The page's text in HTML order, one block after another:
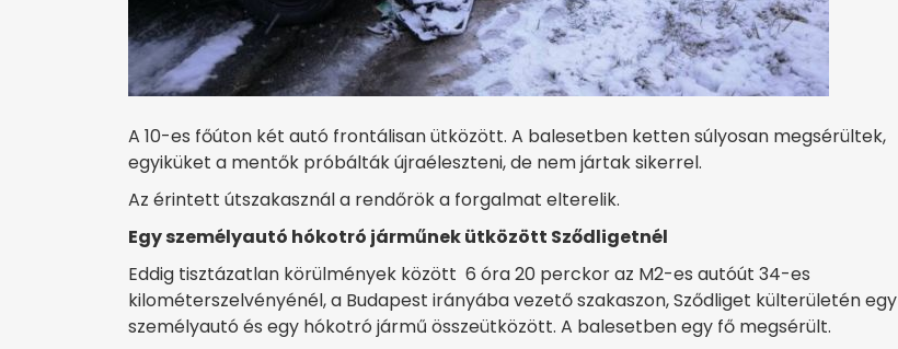
A 10-es főúton két autó frontálisan ütközött. A balesetben ketten súlyosan megsérültek,
egyiküket a mentők próbálták újraéleszteni, de nem jártak sikerrel.
Az érintett útszakasznál a rendőrök a forgalmat elterelik.
Egy személyautó hókotró járműnek ütközött Sződligetnél
Eddig tisztázatlan körülmények között 6 óra 20 perckor az M2-es autóút 34-es
kilométerszelvényénél, a Budapest irányába vezető szakaszon, Sződliget külterületén egy
személyautó és egy hókotró jármű összeütközött. A balesetben egy fő megsérült.